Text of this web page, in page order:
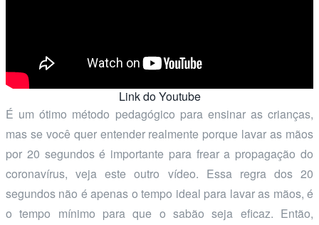
Link do Youtube
É um ótimo método pedagógico para ensinar as crianças,
mas se você quer entender realmente porque lavar as mãos
por 20 segundos é importante para frear a propagação do
coronavírus, veja este outro vídeo. Essa regra dos 20
segundos não é apenas o tempo ideal para lavar as mãos, é
o tempo mínimo para que o sabão seja eficaz. Então,